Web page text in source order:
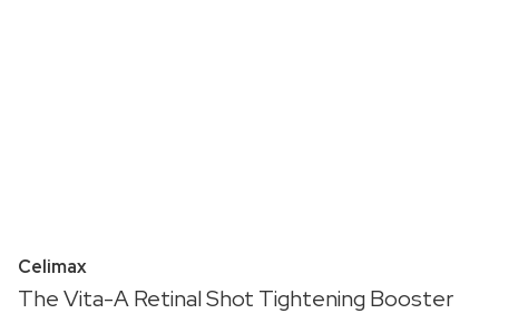
Celimax
The Vita-A Retinal Shot Tightening Booster